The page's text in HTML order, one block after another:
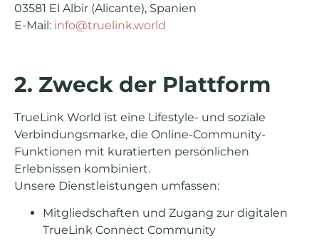
03581 El Albir (Alicante), Spanien
E-Mail: info@truelink.world
2. Zweck der Plattform
TrueLink World ist eine Lifestyle- und soziale
Verbindungsmarke, die Online-Community-
Funktionen mit kuratierten persönlichen
Erlebnissen kombiniert.
Unsere Dienstleistungen umfassen:
Mitgliedschaften und Zugang zur digitalen
TrueLink Connect Community